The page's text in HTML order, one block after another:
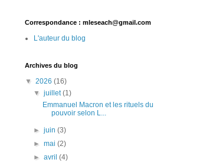
Correspondance : mleseach@gmail.com
L'auteur du blog
Archives du blog
▼ 2026 (16)
▼juillet(1)
Emmanuel Macron et les rituels du
pouvoir selon L...
►juin(3)
►mai(2)
►avril(4)